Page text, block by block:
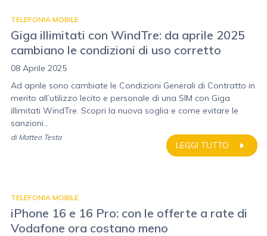
TELEFONIA MOBILE
Giga illimitati con WindTre: da aprile 2025
cambiano le condizioni di uso corretto
08 Aprile 2025
Ad aprile sono cambiate le Condizioni Generali di Contratto in
merito all’utilizzo lecito e personale di una SIM con Giga
illimitati WindTre. Scopri la nuova soglia e come evitare le
sanzioni...
LEGGI TUTTO
di Matteo Testa
TELEFONIA MOBILE
iPhone 16 e 16 Pro: con le offerte a rate di
Vodafone ora costano meno